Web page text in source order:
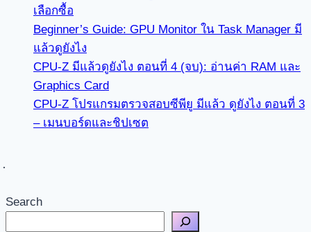
เลือกซื้อ
Beginner’s Guide: GPU Monitor ใน Task Manager มี
แล้วดูยังไง
CPU-Z มีแล้วดูยังไง ตอนที่ 4 (จบ): อ่านค่า RAM และ
Graphics Card
CPU-Z โปรแกรมตรวจสอบซีพียู มีแล้ว ดูยังไง ตอนที่ 3
– เมนบอร์ดและชิปเซต
Search